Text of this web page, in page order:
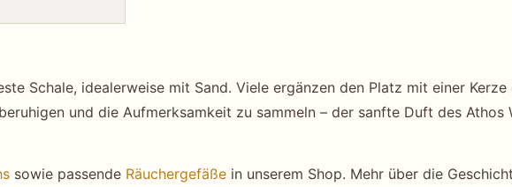
Schale, idealerweise mit Sand. Viele ergänzen den Platz mit einer
und die Aufmerksamkeit zu sammeln – der sanfte Duft des Athos
sowie passende Räuchergefäße in unserem Shop. Mehr über die